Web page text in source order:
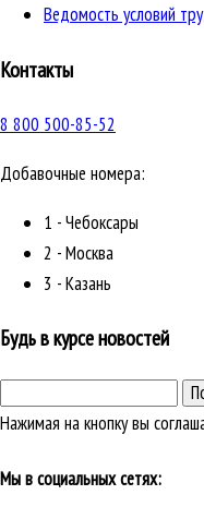
Ведомость условий
Контакты
8 800 500-85-52
Добавочные номера:
1 - Чебоксары
2 - Москва
3 - Казань
Будь в курсе новостей
Нажимая на кнопку вы
Мы в социальных сетях: